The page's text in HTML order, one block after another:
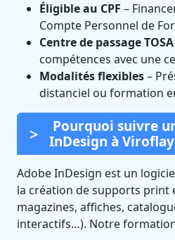
Éligible au CPF –
Compte Personnel de
Centre de passage TOSA
compétences avec une
Modalités flexibles–
distanciel ou formation
Pourquoi suivre
InDesign à
Adobe InDesign est un
la création de supports print
magazines, affiches,
interactifs…). Notre